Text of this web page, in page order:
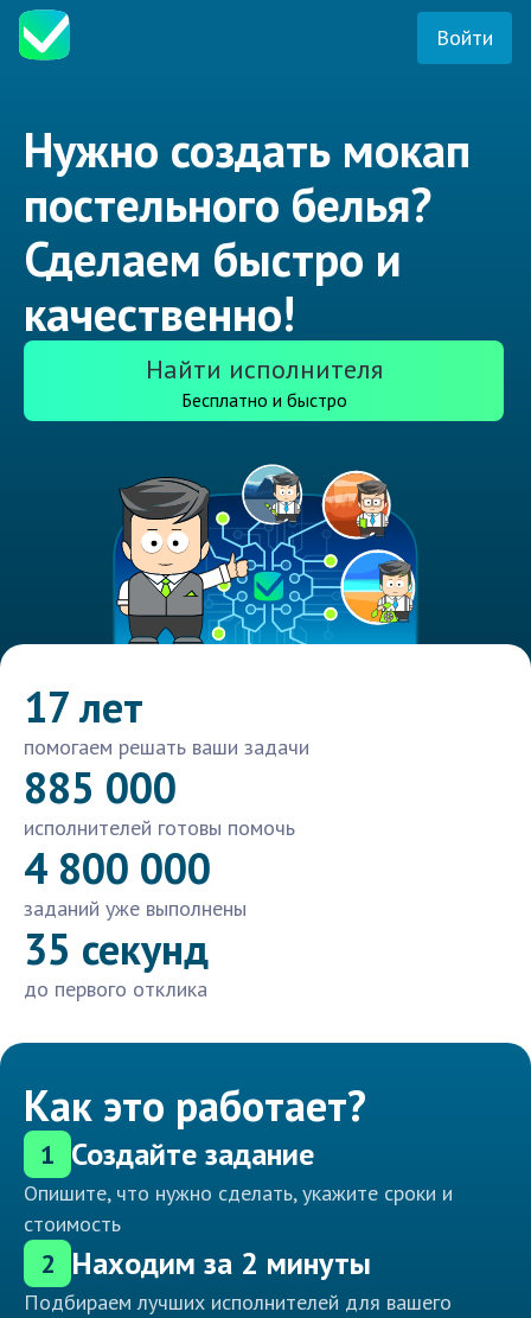
Войти
Нужно создать мокап
постельного белья?
Сделаем быстро и
качественно!
Найти исполнителя
Бесплатно и быстро
17 лет
помогаем решать ваши задачи
885 000
исполнителей готовы помочь
4 800 000
заданий уже выполнены
35 секунд
до первого отклика
Как это работает?
1 Создайте задание
Опишите, что нужно сделать, укажите сроки и
стоимость
2 Находим за 2 минуты
Подбираем лучших исполнителей для вашего